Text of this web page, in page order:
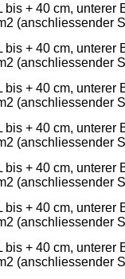
bis + 40 cm,
(anschliessender
bis + 40 cm,
(anschliessender
bis + 40 cm,
(anschliessender
bis + 40 cm,
(anschliessender
bis + 40 cm,
(anschliessender
bis + 40 cm,
(anschliessender
bis + 40 cm,
(anschliessender